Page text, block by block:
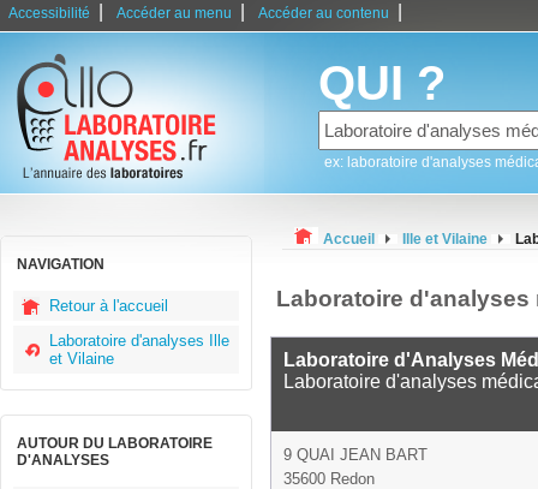
Accessibilité Accéder au menu Accéder au contenu
QUI ?
ex: laboratoire d'analyses
NAVIGATION
Retour à l'accueil
Laboratoire d'analyses Ille
et Vilaine
AUTOUR DU LABORATOIRE
D'ANALYSES
Accueil Ille et Vilaine
Laboratoire d'analyses
Laboratoire d'Analyses
Laboratoire d'analyses
9 QUAI JEAN BART
35600 Redon